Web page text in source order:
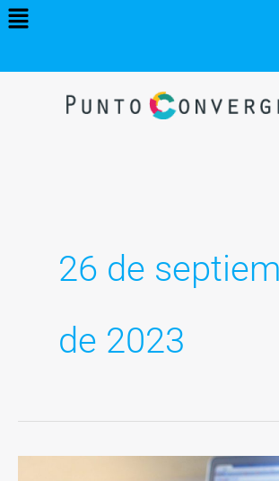
Menú
26 de
de 2023